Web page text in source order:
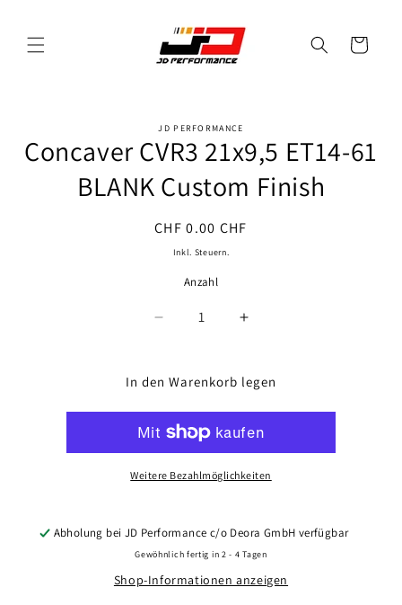
Inhalt
Warenkorb
JD PERFORMANCE
Concaver CVR3 21x9,5 ET14-61
BLANK Custom Finish
Normaler
Preis
CHF 0.00 CHF
Inkl. Steuern.
Anzahl
Anzahl
Verringere
für
CVR3
21x9,5
ET14-
61
Finish
Erhöhe
für
21x9,5
ET14-
61
Finish
In den Warenkorb legen
Weitere Bezahlmöglichkeiten
Abholung bei JD Performance c/o Deora GmbH verfügbar
Gewöhnlich fertig in 2 - 4 Tagen
Shop-Informationen anzeigen